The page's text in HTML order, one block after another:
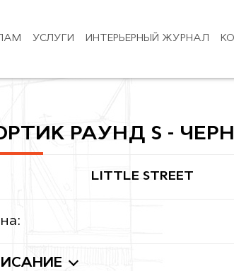
УСЛУГИ ИНТЕРЬЕРНЫЙ ЖУРНАЛ
РАУНД S -
LITTLE STREET